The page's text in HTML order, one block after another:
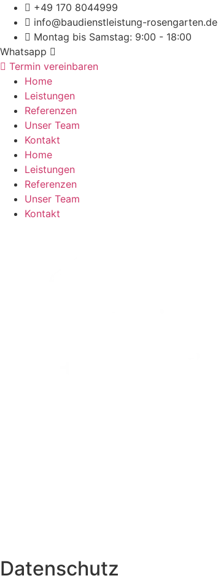
Zum
Inhalt
springen
+49 170 8044999
info@baudienstleistung-rosengarten.de
Montag bis Samstag: 9:00 - 18:00
Whatsapp
Termin vereinbaren
Home
Leistungen
Referenzen
Unser Team
Kontakt
Home
Leistungen
Referenzen
Unser Team
Kontakt
Datenschutz